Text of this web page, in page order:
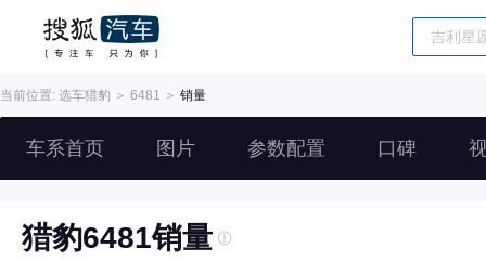
当前位置: 选车猎豹 ＞ 6481 ＞ 销量
车系首页 图片 参数配置 口碑
猎豹6481销量